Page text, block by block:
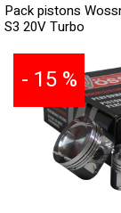
Pack pistons
S3 20V Turbo
- 15 %